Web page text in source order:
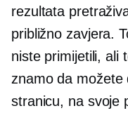
rezultata
približno zavjera.
niste primijetili, ali
znamo da možete
stranicu, na svoje